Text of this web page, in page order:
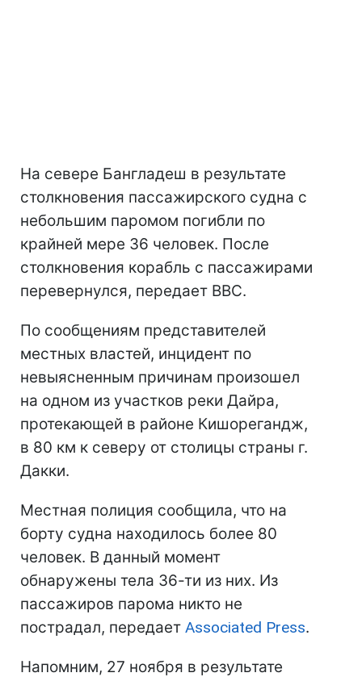
На севере Бангладеш в результате
столкновения пассажирского судна с
небольшим паромом погибли по
крайней мере 36 человек. После
столкновения корабль с пассажирами
перевернулся, передает ВВС.
По сообщениям представителей
местных властей, инцидент по
невыясненным причинам произошел
на одном из участков реки Дайра,
протекающей в районе Кишорегандж,
в 80 км к северу от столицы страны г.
Дакки.
Местная полиция сообщила, что на
борту судна находилось более 80
человек. В данный момент
обнаружены тела 36-ти из них. Из
пассажиров парома никто не
пострадал, передает Associated Press.
Напомним, 27 ноября в результате